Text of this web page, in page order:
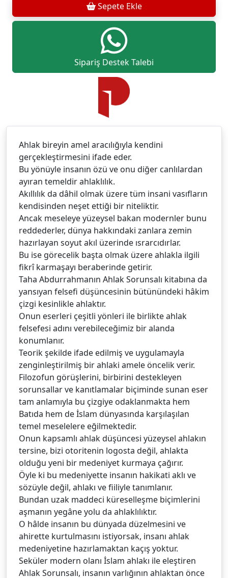
Sepete Ekle
Sipariş Destek Talebi
Ahlak bireyin amel aracılığıyla kendini
gerçekleştirmesini ifade eder.
Bu yönüyle insanın özü ve onu diğer canlılardan
ayıran temeldir ahlaklılık.
Akıllılık da dâhil olmak üzere tüm insani vasıfların
kendisinden neşet ettiği bir niteliktir.
Ancak meseleye yüzeysel bakan modernler bunu
reddederler, dünya hakkındaki zanlara zemin
hazırlayan soyut akıl üzerinde ısrarcıdırlar.
Bu ise görecelik başta olmak üzere ahlakla ilgili
fikrî karmaşayı beraberinde getirir.
Taha Abdurrahmanın Ahlak Sorunsalı kitabına da
yansıyan felsefi düşüncesinin bütünündeki hâkim
çizgi kesinlikle ahlaktır.
Onun eserleri çeşitli yönleri ile birlikte ahlak
felsefesi adını verebileceğimiz bir alanda
konumlanır.
Teorik şekilde ifade edilmiş ve uygulamayla
zenginleştirilmiş bir ahlaki amele öncelik verir.
Filozofun görüşlerini, birbirini destekleyen
sorunsallar ve kanıtlamalar biçiminde sunan eser
tam anlamıyla bu çizgiye odaklanmakta hem
Batıda hem de İslam dünyasında karşılaşılan
temel meselelere eğilmektedir.
Onun kapsamlı ahlak düşüncesi yüzeysel ahlakın
tersine, bizi otoritenin logosta değil, ahlakta
olduğu yeni bir medeniyet kurmaya çağırır.
Öyle ki bu medeniyette insanın hakikati aklı ve
sözüyle değil, ahlakı ve fiiliyle tanımlanır.
Bundan uzak maddeci küreselleşme biçimlerini
aşmanın yegâne yolu da ahlaklılıktır.
O hâlde insanın bu dünyada düzelmesini ve
ahirette kurtulmasını istiyorsak, insanı ahlak
medeniyetine hazırlamaktan kaçış yoktur.
Seküler modern olanı İslam ahlakı ile eleştiren
Ahlak Sorunsalı, insanın varlığının ahlaktan önce